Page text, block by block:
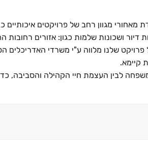
מגוון רחב של פרויקטים איכותיים כבר כ-
ושכונות שלמות כגון: אזורים רחובות
פרויקט שלנו מלווה ע"י משרדי האדריכלים
קיימא.
משפחה לבין העצמת חיי הקהילה והסביבה,